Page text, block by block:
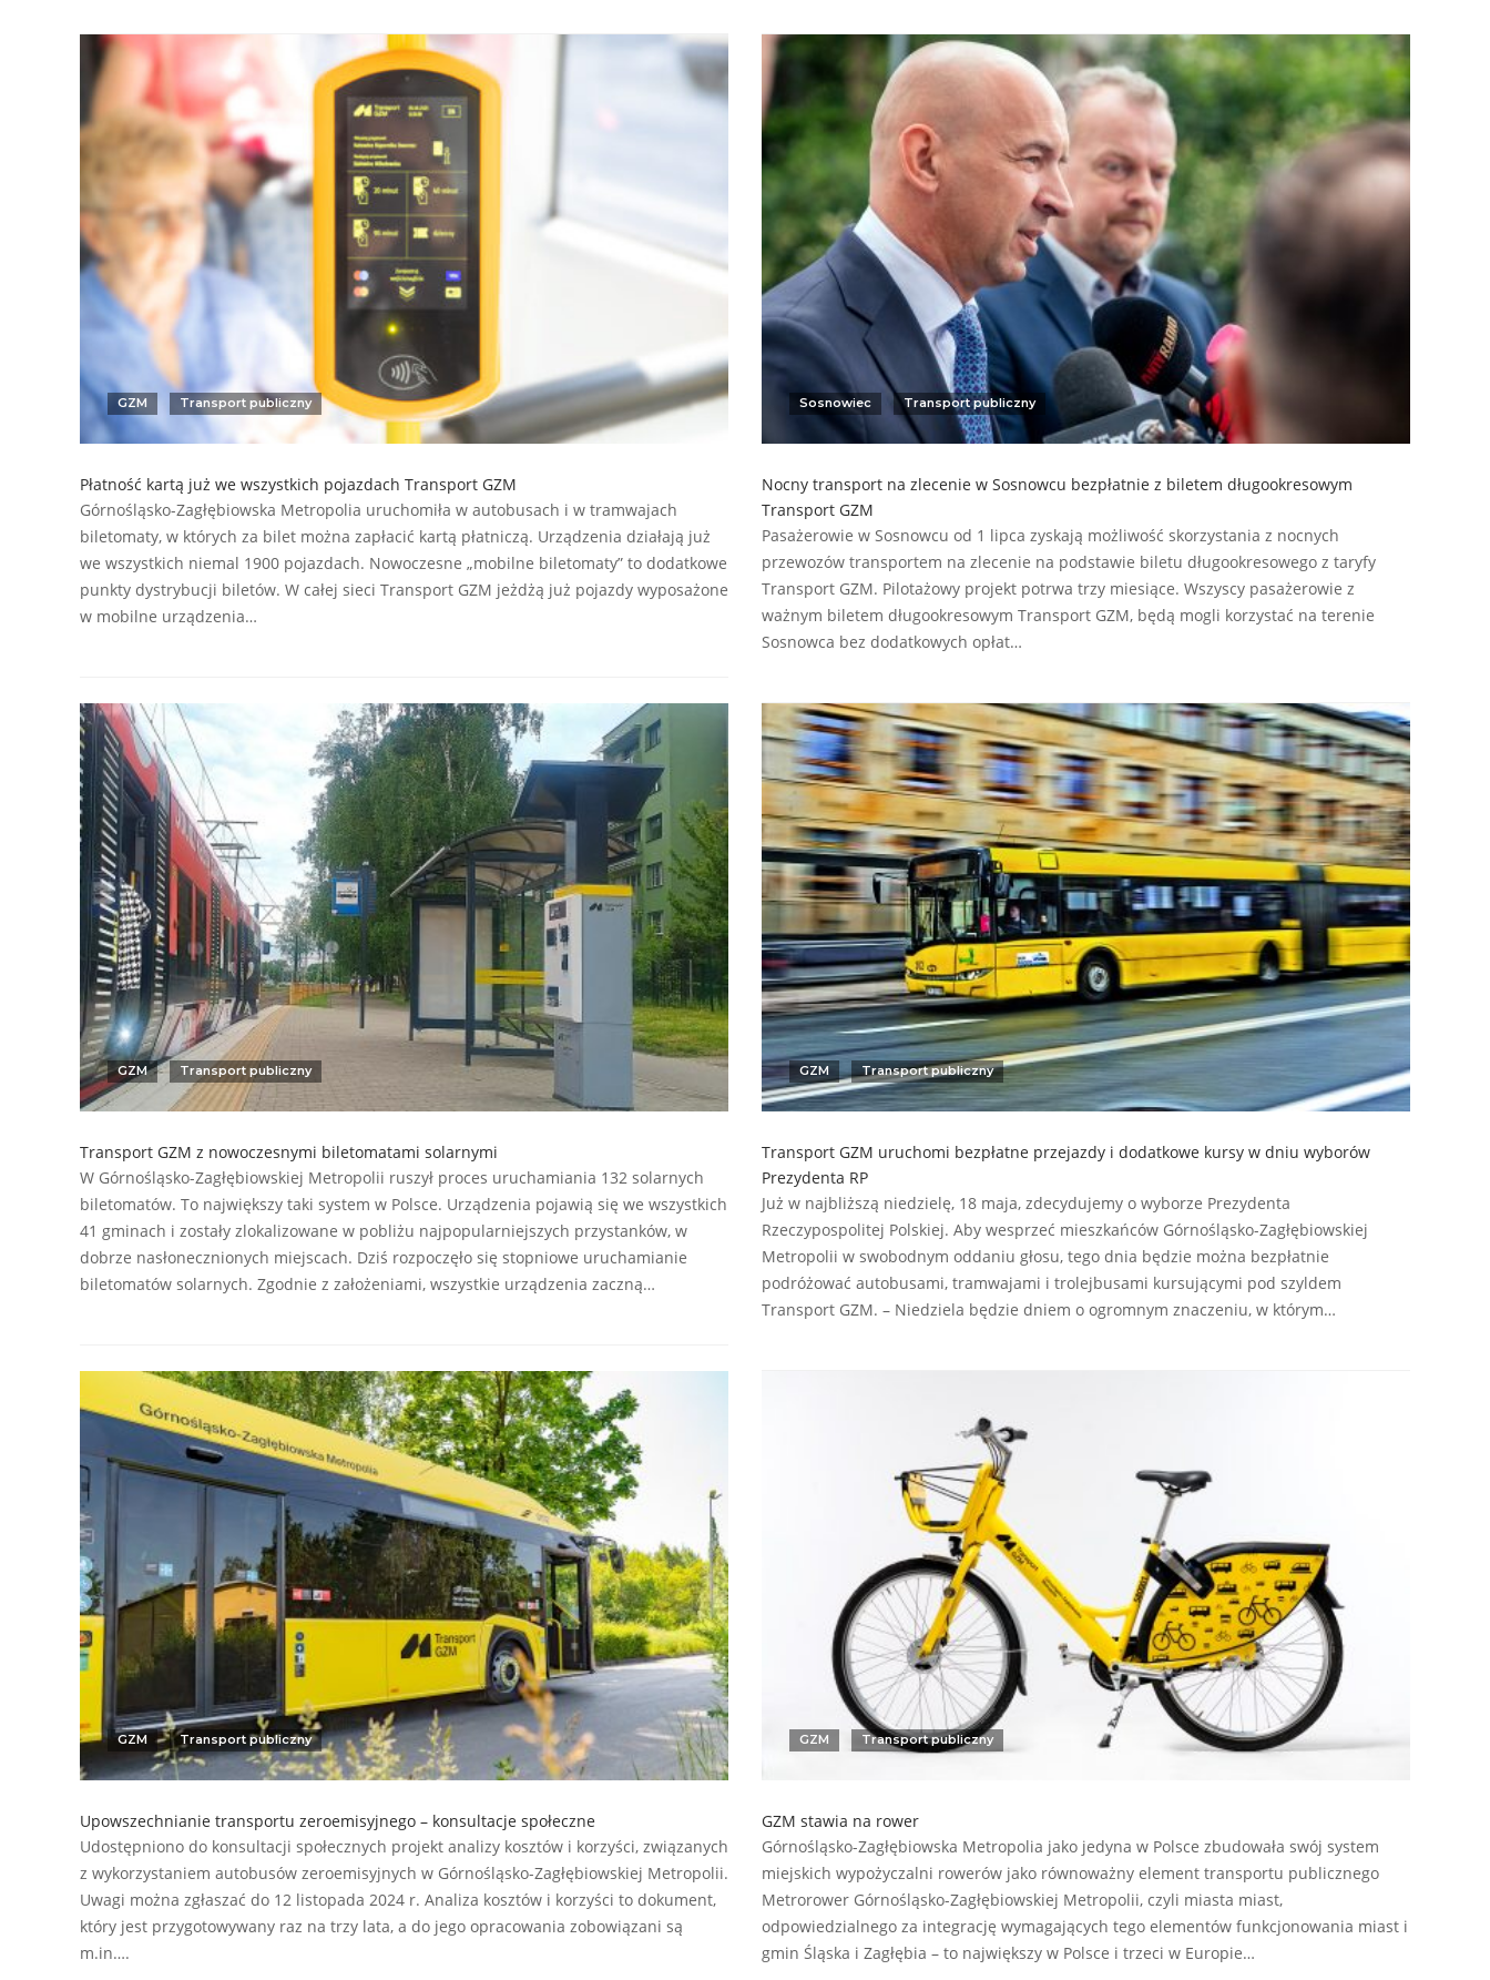
GZM Transport publiczny
Płatność kartą już we wszystkich pojazdach Transport GZM
Górnośląsko-Zagłębiowska Metropolia uruchomiła w autobusach i w tramwajach
biletomaty, w których za bilet można zapłacić kartą płatniczą. Urządzenia działają już
we wszystkich niemal 1900 pojazdach. Nowoczesne „mobilne biletomaty” to dodatkowe
punkty dystrybucji biletów. W całej sieci Transport GZM jeżdżą już pojazdy wyposażone
w mobilne urządzenia…
Sosnowiec Transport publiczny
Nocny transport na zlecenie w Sosnowcu bezpłatnie z biletem długookresowym
Transport GZM
Pasażerowie w Sosnowcu od 1 lipca zyskają możliwość skorzystania z nocnych
przewozów transportem na zlecenie na podstawie biletu długookresowego z taryfy
Transport GZM. Pilotażowy projekt potrwa trzy miesiące. Wszyscy pasażerowie z
ważnym biletem długookresowym Transport GZM, będą mogli korzystać na terenie
Sosnowca bez dodatkowych opłat…
GZM Transport publiczny
Transport GZM z nowoczesnymi biletomatami solarnymi
W Górnośląsko-Zagłębiowskiej Metropolii ruszył proces uruchamiania 132 solarnych
biletomatów. To największy taki system w Polsce. Urządzenia pojawią się we wszystkich
41 gminach i zostały zlokalizowane w pobliżu najpopularniejszych przystanków, w
dobrze nasłonecznionych miejscach. Dziś rozpoczęło się stopniowe uruchamianie
biletomatów solarnych. Zgodnie z założeniami, wszystkie urządzenia zaczną…
GZM Transport publiczny
Transport GZM uruchomi bezpłatne przejazdy i dodatkowe kursy w dniu wyborów
Prezydenta RP
Już w najbliższą niedzielę, 18 maja, zdecydujemy o wyborze Prezydenta
Rzeczypospolitej Polskiej. Aby wesprzeć mieszkańców Górnośląsko-Zagłębiowskiej
Metropolii w swobodnym oddaniu głosu, tego dnia będzie można bezpłatnie
podróżować autobusami, tramwajami i trolejbusami kursującymi pod szyldem
Transport GZM. – Niedziela będzie dniem o ogromnym znaczeniu, w którym…
GZM Transport publiczny
Upowszechnianie transportu zeroemisyjnego – konsultacje społeczne
Udostępniono do konsultacji społecznych projekt analizy kosztów i korzyści, związanych
z wykorzystaniem autobusów zeroemisyjnych w Górnośląsko-Zagłębiowskiej Metropolii.
Uwagi można zgłaszać do 12 listopada 2024 r. Analiza kosztów i korzyści to dokument,
który jest przygotowywany raz na trzy lata, a do jego opracowania zobowiązani są
m.in….
GZM Transport publiczny
GZM stawia na rower
Górnośląsko-Zagłębiowska Metropolia jako jedyna w Polsce zbudowała swój system
miejskich wypożyczalni rowerów jako równoważny element transportu publicznego
Metrorower Górnośląsko-Zagłębiowskiej Metropolii, czyli miasta miast,
odpowiedzialnego za integrację wymagających tego elementów funkcjonowania miast i
gmin Śląska i Zagłębia – to największy w Polsce i trzeci w Europie…